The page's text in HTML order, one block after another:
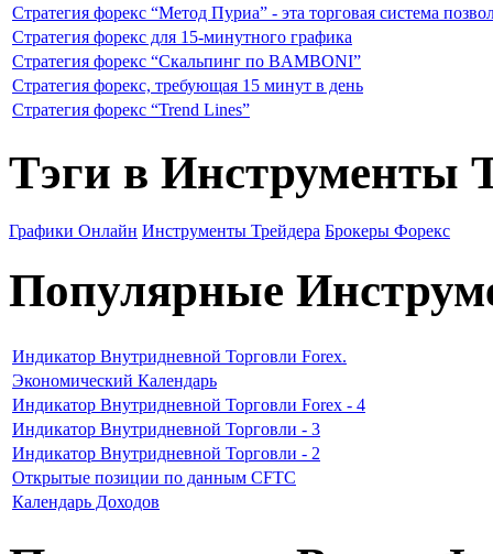
Стратегия форекс “Метод Пуриа” - эта торговая система
Стратегия форекс для 15-минутного графика
Стратегия форекс “Скальпинг по BAMBONI”
Стратегия форекс, требующая 15 минут в день
Стратегия форекс “Trend Lines”
Тэги в Инструменты
Графики Онлайн Инструменты Трейдера Брокеры Форекс
Популярные
Индикатор Внутридневной Торговли Forex.
Экономический Календарь
Индикатор Внутридневной Торговли Forex - 4
Индикатор Внутридневной Торговли - 3
Индикатор Внутридневной Торговли - 2
Открытые позиции по данным CFTC
Календарь Доходов